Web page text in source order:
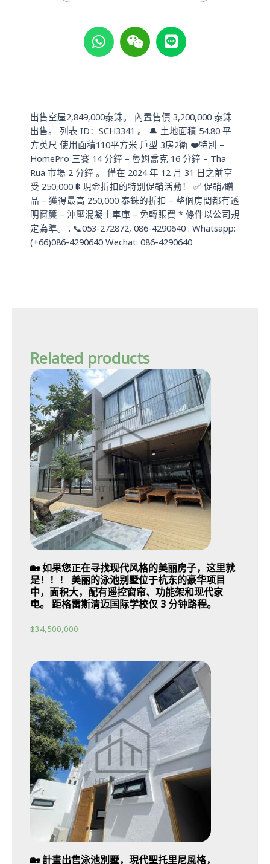
W
h
a
p
p
W
e
i
L
i
n
出售空屋2,849,000泰銖。 內置售價 3,200,000 泰銖
出售。 列表 ID：SCH3341 。 🔔 土地面積 54.80 平
方英尺 使用面積110平方米 戶型 3房2衛 ❤️特別 –
HomePro 三賽 14 分鐘 – 魯姆喬克 16 分鐘 – Tha
Rua 市場 2 分鐘 。 僅在 2024 年 12 月 31 日之前享
受 250,000 ฿ 現金折扣的特別促銷活動！ ✅ 促銷/贈
品 – 獲得最高 250,000 泰銖的折扣 – 整個房間都有透
明窗簾 – 沖壓混凝土車庫 – 免轉賬費 * 條件以公司規
定為準。 . 📞053-272872, 086-4290640 . Whatsapp:
(+66)086-4290640 Wechat: 086-4290640
Related products
🏡 如果您正在寻找现代风格的美丽房子，这里就
是！！！ 美丽的泳池别墅位于杭东的豪华项目
中，面积大，配有遥控窗帘、功能架和现代家
电。 距格雷斯清迈国际学校仅 3 分钟路程。
฿34,500,000
🏡 計畫出售泳池別墅，現代聖托里尼風格，